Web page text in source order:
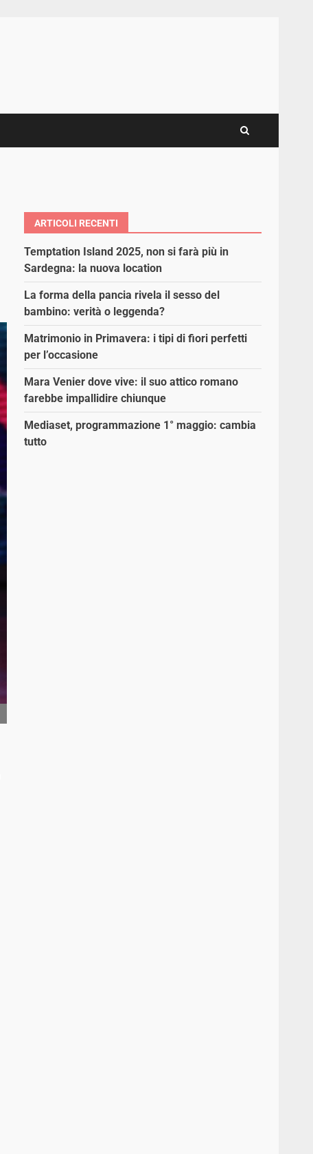
ARTICOLI RECENTI
Temptation Island 2025, non si farà più in
Sardegna: la nuova location
La forma della pancia rivela il sesso del
bambino: verità o leggenda?
Matrimonio in Primavera: i tipi di fiori perfetti
per l’occasione
Mara Venier dove vive: il suo attico romano
farebbe impallidire chiunque
Mediaset, programmazione 1° maggio: cambia
tutto